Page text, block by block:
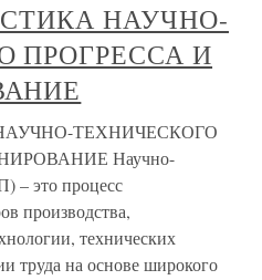
НАУЧНО-
ПРОГРЕССА И
ТЕХНИЧЕСКОГО
Научно-
– это процесс
производства,
технических
труда на основе широкого